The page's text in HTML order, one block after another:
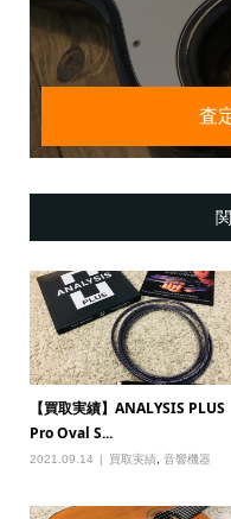
査
【買取実績】ANALYSIS PLUS
Pro Oval S...
2021.09.14 買取実績 音響機器